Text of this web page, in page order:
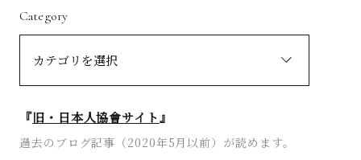
Category
『旧・日本人協會サイト』
過去のブログ記事（2020年5月以前）が読めます。